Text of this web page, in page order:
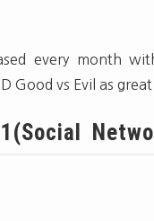
every month
Good vs Evil as